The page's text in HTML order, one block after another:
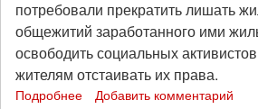
потребовали прекратить лишать
общежитий заработанного ими
освободить социальных
жителям отстаивать их права.
Подробнее Добавить комментарий